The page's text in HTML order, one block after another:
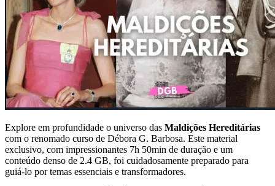
Explore em profundidade o universo das Maldições Hereditárias
com o renomado curso de Débora G. Barbosa. Este material
exclusivo, com impressionantes 7h 50min de duração e um
conteúdo denso de 2.4 GB, foi cuidadosamente preparado para
guiá-lo por temas essenciais e transformadores.